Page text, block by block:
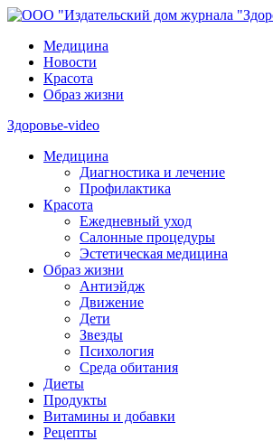
Медицина
Новости
Красота
Образ жизни
Здоровье-video
Медицина
Диагностика и лечение
Профилактика
Красота
Ежедневный уход
Салонные процедуры
Эстетическая медицина
Образ жизни
Антиэйдж
Движение
Дети
Звезды
Психология
Среда обитания
Диеты
Продукты
Витамины и добавки
Рецепты